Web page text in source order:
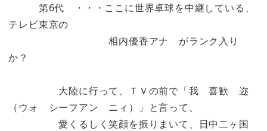
第6代 ・・・ここに世界卓球を中継している、
テレビ東京の
相内優香アナ がランク入り
か？
大陸に行って、ＴＶの前で「我 喜歓 迩
（ウォ シーフアン ニィ）」と言って、
愛くるしく笑顔を振りまいて、日中二ヶ国